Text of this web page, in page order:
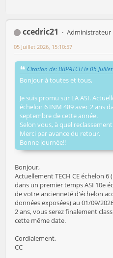
ccedric21 Administrateur
05 Juillet 2026, 15:10:57
Citation de: BBPATCH le 05
Bonjour à toutes et tous,
Je suis promu sur LA ASI.
échelon 6 INM 489 avec 2 ans
septembre de cette année.
Selon vous, à quel
Merci par avance du retour.
Bonne journée!!
Bonjour,
Actuellement TECH CE échelon 6
dans un premier temps ASI 10e
de votre ancienneté d'échelon
données exposées) au 01/09/
2 ans, vous serez finalement
cette même date.
Cordialement,
CC